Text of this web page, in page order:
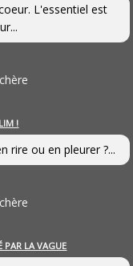
L'essentiel est
!
rire ou en pleurer ?...
PAR LA VAGUE